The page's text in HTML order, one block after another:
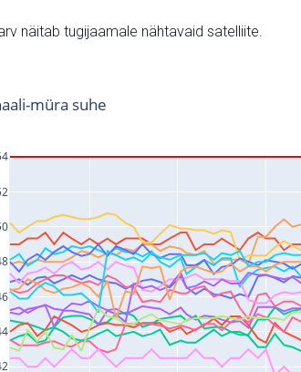
näitab tugijaamale nähtavaid satelliite.